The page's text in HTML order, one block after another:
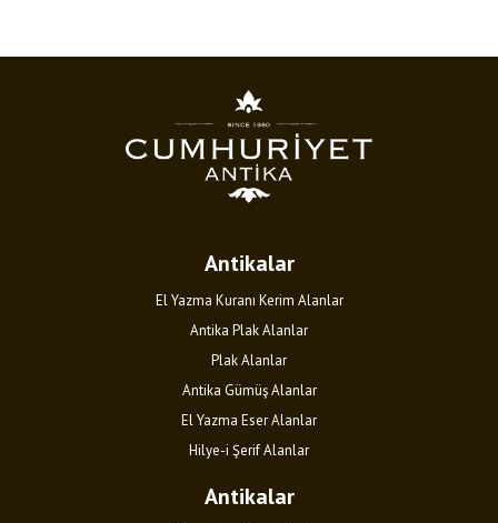
Antikalar
El Yazma Kuranı Kerim Alanlar
Antika Plak Alanlar
Plak Alanlar
Antika Gümüş Alanlar
El Yazma Eser Alanlar
Hilye-i Şerif Alanlar
Antikalar